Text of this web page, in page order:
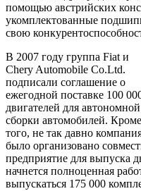
помощью австрийских
укомплектованные
свою
В 2007 году группа Fiat и
Chery Automobile Co.Ltd.
подписали соглашение о
ежегодной поставке 100
двигателей для автономной
сборки автомобилей. Кроме
того, не так давно
было организовано
предприятие для выпуска
начнется полноценная
выпускаться 175 000